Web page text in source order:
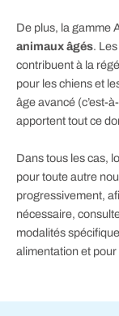
De plus, la gamme
animaux âgés.
contribuent à la
pour les chiens et
âge avancé (c’est-
apportent tout ce
Dans tous les cas,
pour toute autre
progressivement,
nécessaire,
modalités
alimentation et